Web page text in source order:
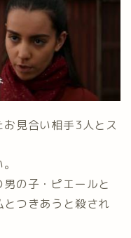
見合い相手3人とス
の子・ピエールと
つきあうと殺され